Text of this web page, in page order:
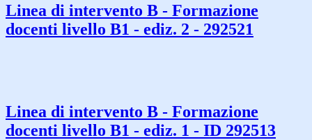
Linea di intervento B - Formazione
docenti livello B1 - ediz. 2 - 292521
Linea di intervento B - Formazione
docenti livello B1 - ediz. 1 - ID 292513